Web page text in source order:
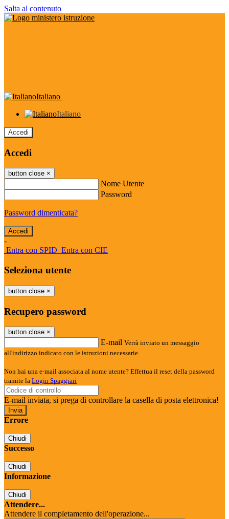
Salta al contenuto
Italiano
Italiano
Accedi
Accedi
button close ×
Nome Utente
Password
Password dimenticata?
-
Entra con SPID Entra con CIE
Seleziona utente
button close ×
Recupero password
button close ×
E-mail Verrà inviato un messaggio
all'indirizzo indicato con le istruzioni necessarie.
Non hai una e-mail associata al nome utente? Effettua il reset della password
tramite la Login Spaggiari
E-mail inviata, si prega di controllare la casella di posta elettronica!
Errore
Chiudi
Successo
Chiudi
Informazione
Chiudi
Attendere...
Attendere il completamento dell'operazione...